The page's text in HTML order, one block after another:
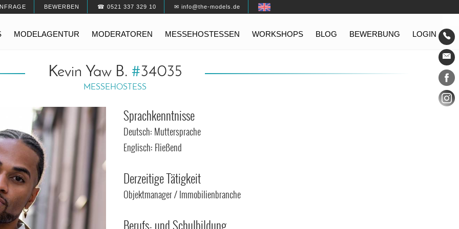
BEWERBEN ☎ 0521 337 329 10 ✉ info@the-models.de
MODELAGENTUR MODERATOREN MESSEHOSTESSEN WORKSHOPS BLOG BEWERBUNG LOGIN
Kevin Yaw B. #34035
MESSEHOSTESS
Sprachkenntnisse
Deutsch: Muttersprache
Englisch: Fließend
Derzeitige Tätigkeit
Objektmanager / Immobilienbranche
Berufs- und Schulbildung